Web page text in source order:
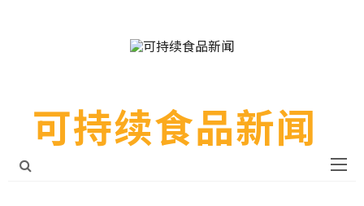
可持续食品新闻